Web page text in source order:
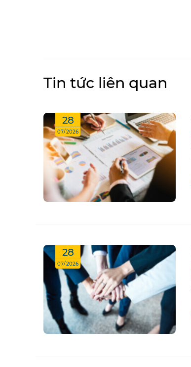
Tin tức liên quan
28
07/2026
28
07/2026